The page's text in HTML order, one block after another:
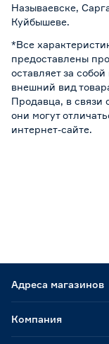
Называевске,
Куйбышеве.
*Все
предоставлены
оставляет за
внешний вид
Продавца, в связи
они могут
интернет-сайте.
Адреса магазинов
Компания